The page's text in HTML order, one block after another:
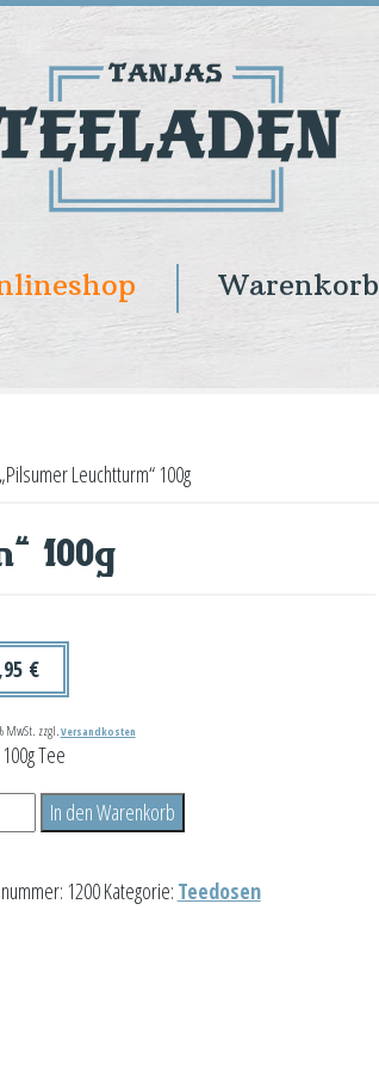
Warenkorb
Leuchtturm“ 100g
100g
€
MwSt. zzgl. Versandkosten
Tee
In den Warenkorb
1200Kategorie: Teedosen